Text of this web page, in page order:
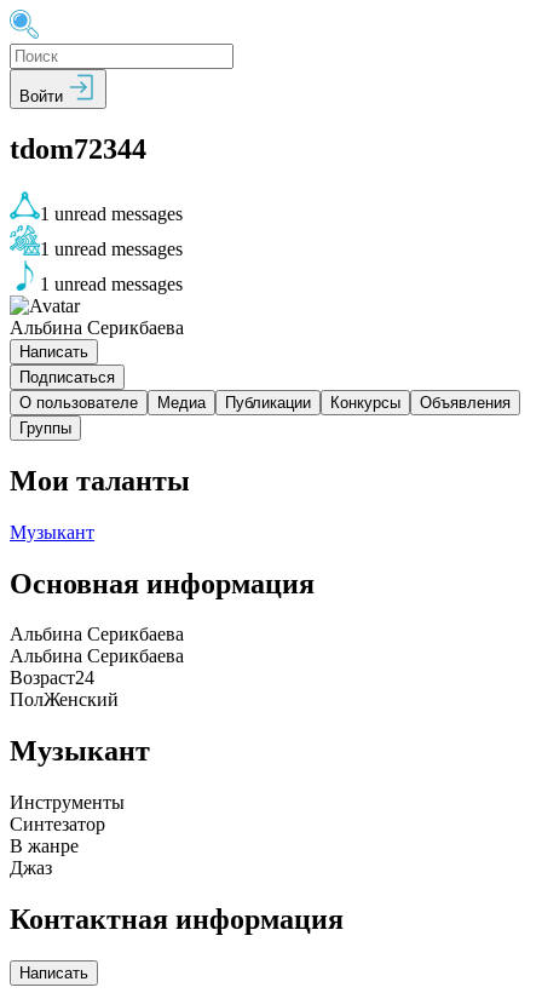
Войти
tdom72344
1 unread messages
1 unread messages
1 unread messages
Альбина Серикбаева
Написать
Подписаться
О пользователе
Медиа Публикации Конкурсы
Объявления
Группы
Мои таланты
Музыкант
Основная информация
Альбина Серикбаева
Альбина Серикбаева
Возраст24
ПолЖенский
Музыкант
Инструменты
Синтезатор
В жанре
Джаз
Контактная информация
Написать